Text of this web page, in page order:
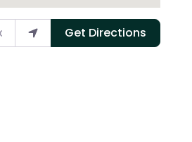
Get Directions